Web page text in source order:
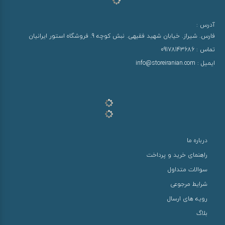
آدرس :
فارس. شیراز. خیابان شهید فقیهی. نبش کوچه 9. فروشگاه استور ایرانیان
تماس : 09178143686
ایمیل : info@storeiranian.com
درباره ما
راهنمای خرید و پرداخت
سوالات متداول
شرایط مرجوعی
رویه های ارسال
بلاگ